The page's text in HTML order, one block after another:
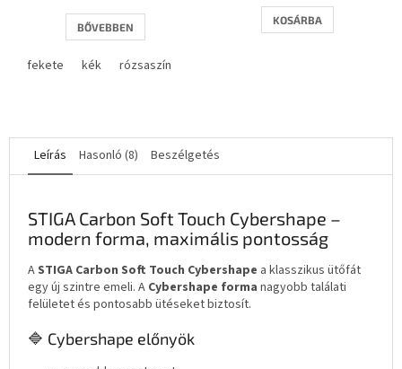
5-
ből
csillag.
BŐVEBBEN
fekete kék rózsaszín
KOSÁRBA
Leírás Hasonló (8) Beszélgetés
STIGA Carbon Soft Touch Cybershape –
modern forma, maximális pontosság
ASTIGA Carbon Soft Touch Cybershape a klasszikus ütőfát
egy új szintre emeli. A Cybershape forma nagyobb találati
felületet és pontosabb ütéseket biztosít.
🔷 Cybershape előnyök